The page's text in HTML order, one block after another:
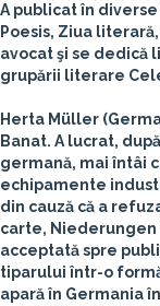
A publicat în
Poesis, Ziua
avocat şi se dedică
grupării literare
Herta Müller
Banat. A lucrat,
germană, mai întâi
echipamente
din cauză că a
carte, Niederungen
acceptată spre
tiparului într-o
apară în Germania